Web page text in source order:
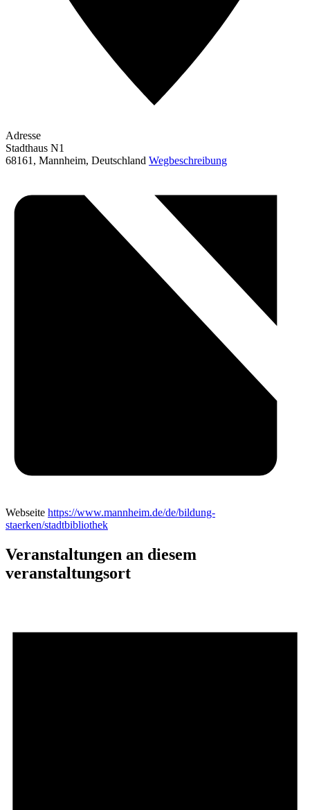
Adresse
Stadthaus N1
68161, Mannheim, Deutschland Wegbeschreibung
Webseite https://www.mannheim.de/de/bildung-
staerken/stadtbibliothek
Veranstaltungen an diesem
veranstaltungsort